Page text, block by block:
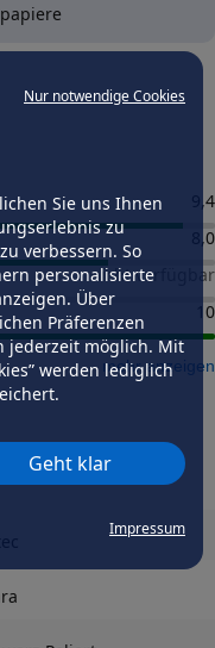
Nur notwendige Cookies
Sie uns Ihnen
zu
verbessern. So
personalisierte
Über
Präferenzen
jederzeit möglich. Mit
werden lediglich
Geht klar
Impressum
9,4
8,0
nicht verfügbar
10
mehr anzeigen